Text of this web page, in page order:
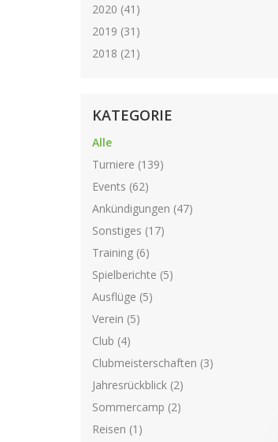
2020 (41)
2019 (31)
2018 (21)
KATEGORIE
Alle
Turniere (139)
Events (62)
Ankündigungen (47)
Sonstiges (17)
Training (6)
Spielberichte (5)
Ausflüge (5)
Verein (5)
Club (4)
Clubmeisterschaften (3)
Jahresrückblick (2)
Sommercamp (2)
Reisen (1)